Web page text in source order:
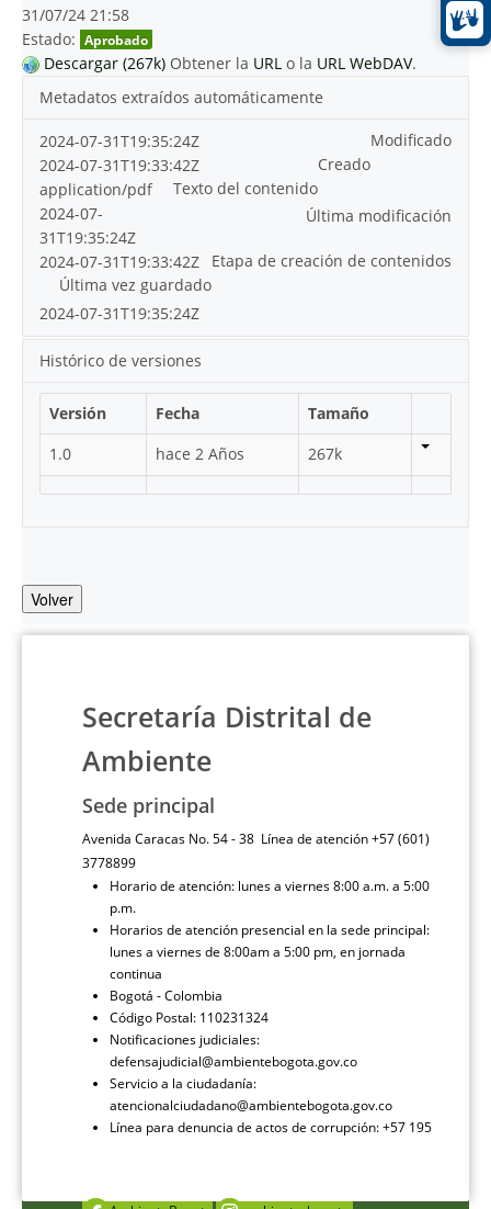
31/07/24 21:58
Estado: Aprobado
Descargar (267k) Obtener la URL o la URL WebDAV.
Metadatos extraídos automáticamente
Modificado
2024-07-31T19:35:24Z
Creado
2024-07-31T19:33:42Z
Texto del contenido
application/pdf
Última modificación
2024-07-
31T19:35:24Z
Etapa de creación de contenidos
2024-07-31T19:33:42Z
Última vez guardado
2024-07-31T19:35:24Z
Histórico de versiones
Versión Fecha
Tamaño
1.0
hace 2 Años 267k
Volver
Secretaría Distrital de
Ambiente
Sede principal
Avenida Caracas No. 54 - 38 Línea de atención +57 (601)
3778899
Horario de atención: lunes a viernes 8:00 a.m. a 5:00
p.m.
Horarios de atención presencial en la sede principal:
lunes a viernes de 8:00am a 5:00 pm, en jornada
continua
Bogotá - Colombia
Código Postal: 110231324
Notificaciones judiciales:
defensajudicial@ambientebogota.gov.co
Servicio a la ciudadanía:
atencionalciudadano@ambientebogota.gov.co
Línea para denuncia de actos de corrupción: +57 195